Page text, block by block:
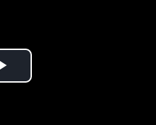
Play Video